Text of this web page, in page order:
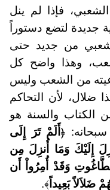
فإذا لم ينل
جديدة لتضع دستوراً
من جديد حتى
وهذا واضح كل
من الشعب وليس
ضلال، لأن التحاكم
الكتاب والسنة هو
﴿أَلَمْ تَرَ إِلَى
إِلَيْكَ وَمَا أُنزِلَ مِن
وَقَدْ أُمِرُواْ أَن
ضَلاَلاً بَعِيداً ﴾.